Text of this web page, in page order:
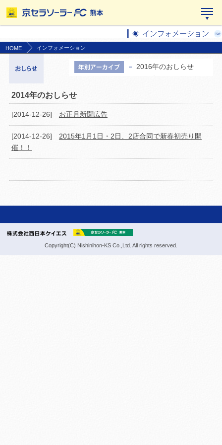
HOME インフォメーション
2016年のおしらせ
2014年のおしらせ
[2014-12-26] お正月新聞広告
[2014-12-26] 2015年1月1日・2日、2店合同で新春初売り開
催！！
Copyright(C) Nishinihon-KS Co.,Ltd. All rights reserved.